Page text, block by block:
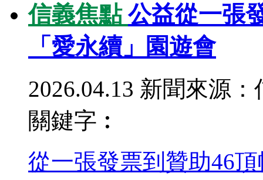
信義焦點公益從一張
「愛永續」園遊會
2026.04.13 新聞來源：
關鍵字︰
從一張發票到贊助46